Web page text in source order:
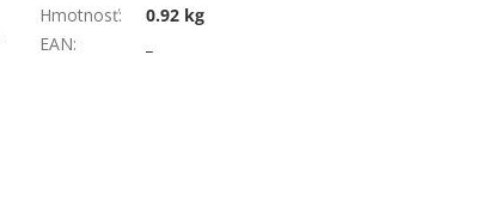
Hmotnosť:
0.92 kg
EAN: